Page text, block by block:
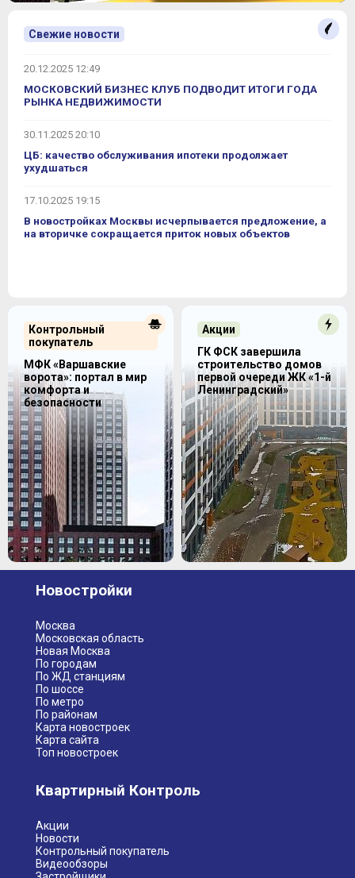
Свежие новости
20.12.2025 12:49
МОСКОВСКИЙ БИЗНЕС КЛУБ ПОДВОДИТ ИТОГИ ГОДА
РЫНКА НЕДВИЖИМОСТИ
30.11.2025 20:10
ЦБ: качество обслуживания ипотеки продолжает
ухудшаться
17.10.2025 19:15
В новостройках Москвы исчерпывается предложение, а
на вторичке сокращается приток новых объектов
Контрольный
покупатель
МФК «Варшавские
ворота»: портал в мир
комфорта и
безопасности
Акции
ГК ФСК завершила
строительство домов
первой очереди ЖК «1-й
Ленинградский»
Новостройки
Москва
Московская область
Новая Москва
По городам
По ЖД станциям
По шоссе
По метро
По районам
Карта новостроек
Карта сайта
Топ новостроек
Квартирный Контроль
Акции
Новости
Контрольный покупатель
Видеообзоры